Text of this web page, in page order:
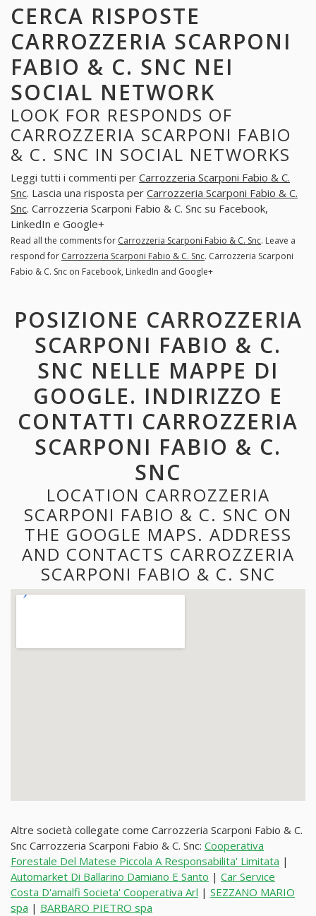
CERCA RISPOSTE
CARROZZERIA SCARPONI
FABIO & C. SNC NEI
SOCIAL NETWORK
LOOK FOR RESPONDS OF
CARROZZERIA SCARPONI FABIO
& C. SNC IN SOCIAL NETWORKS
Leggi tutti i commenti per Carrozzeria Scarponi Fabio & C.
Snc. Lascia una risposta per Carrozzeria Scarponi Fabio & C.
Snc. Carrozzeria Scarponi Fabio & C. Snc su Facebook,
LinkedIn e Google+
Read all the comments for Carrozzeria Scarponi Fabio & C. Snc. Leave a
respond for Carrozzeria Scarponi Fabio & C. Snc. Carrozzeria Scarponi
Fabio & C. Snc on Facebook, LinkedIn and Google+
POSIZIONE CARROZZERIA
SCARPONI FABIO & C.
SNC NELLE MAPPE DI
GOOGLE. INDIRIZZO E
CONTATTI CARROZZERIA
SCARPONI FABIO & C.
SNC
LOCATION CARROZZERIA
SCARPONI FABIO & C. SNC ON
THE GOOGLE MAPS. ADDRESS
AND CONTACTS CARROZZERIA
SCARPONI FABIO & C. SNC
Altre società collegate come Carrozzeria Scarponi Fabio & C.
Snc Carrozzeria Scarponi Fabio & C. Snc: Cooperativa
Forestale Del Matese Piccola A Responsabilita' Limitata |
Automarket Di Ballarino Damiano E Santo | Car Service
Costa D'amalfi Societa' Cooperativa Arl | SEZZANO MARIO
spa | BARBARO PIETRO spa